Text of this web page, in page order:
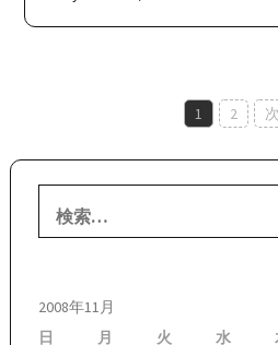
稿
ナ
ー
シ
1 2
索:
2008年11月
日
月 火 水